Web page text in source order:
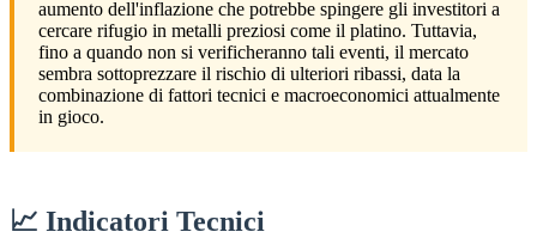
aumento dell'inflazione che potrebbe spingere gli investitori a
cercare rifugio in metalli preziosi come il platino. Tuttavia,
fino a quando non si verificheranno tali eventi, il mercato
sembra sottoprezzare il rischio di ulteriori ribassi, data la
combinazione di fattori tecnici e macroeconomici attualmente
in gioco.
📈 Indicatori Tecnici